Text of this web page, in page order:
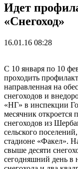
Идет
«Снегоход»
16.01.16 08:28
С 10 января по 10
проходить
направленная на
снегоходов и
«НГ» в инспекции
месячник откроется
снегоходов из
сельского
стадионе «Факел».
свыше десяти
сегодняшний день в